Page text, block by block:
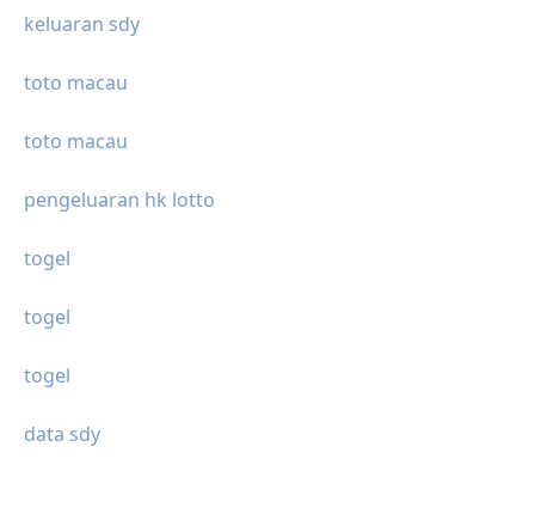
keluaran sdy
toto macau
toto macau
pengeluaran hk lotto
togel
togel
togel
data sdy